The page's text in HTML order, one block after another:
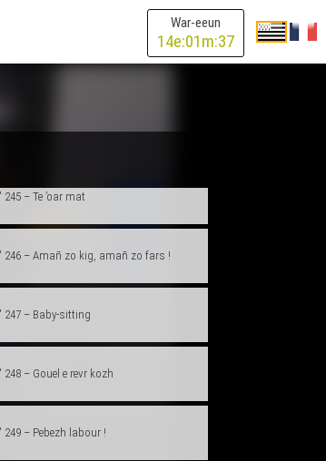
War-eeun
14e:01m:37
245 – Te ’oar mat
246 – Amañ zo kig, amañ zo fars !
247 – Baby-sitting
248 – Gouel e revr kozh
249 – Pebezh labour !